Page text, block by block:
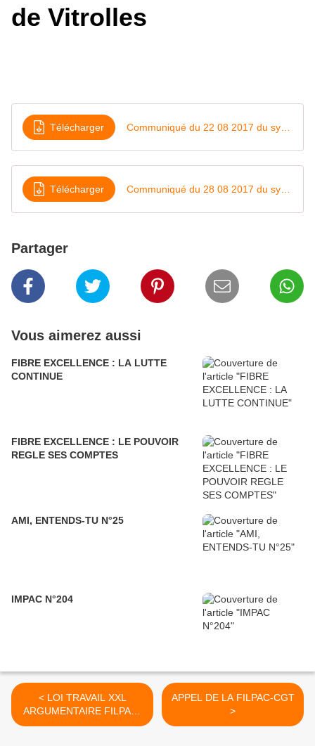
de Vitrolles
Télécharger
Télécharger
Partager
Vous aimerez aussi
FIBRE EXCELLENCE : LA LUTTE
CONTINUE
FIBRE EXCELLENCE : LE POUVOIR
REGLE SES COMPTES
AMI, ENTENDS-TU N°25
IMPAC N°204
< LOI TRAVAIL XXL
ARGUMENTAIRE FILPAC-
CGT
APPEL DE LA FILPAC-CGT
>